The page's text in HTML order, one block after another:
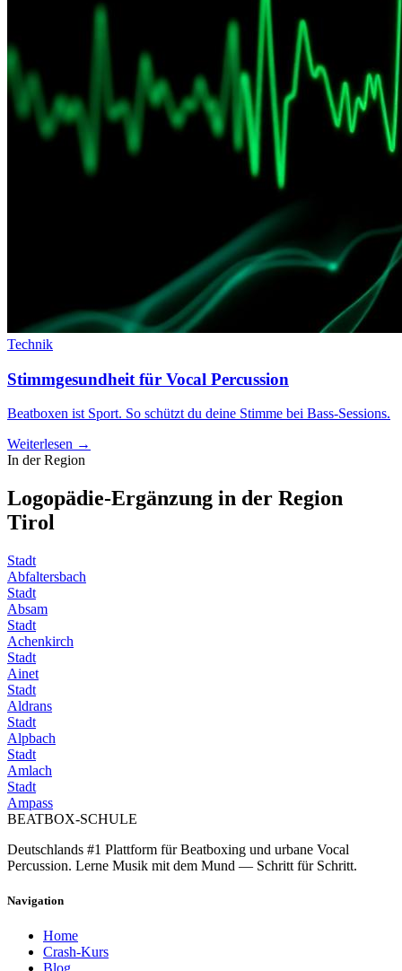
Technik
Stimmgesundheit für Vocal Percussion
Beatboxen ist Sport. So schützt du deine Stimme bei Bass-Sessions.
Weiterlesen →
In der Region
Logopädie-Ergänzung in der Region
Tirol
Stadt
Abfaltersbach
Stadt
Absam
Stadt
Achenkirch
Stadt
Ainet
Stadt
Aldrans
Stadt
Alpbach
Stadt
Amlach
Stadt
Ampass
BEATBOX-SCHULE
Deutschlands #1 Plattform für Beatboxing und urbane Vocal
Percussion. Lerne Musik mit dem Mund — Schritt für Schritt.
Navigation
Home
Crash-Kurs